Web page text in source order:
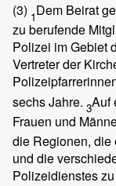
(3) 1Dem Beirat
zu berufende
Polizei im Gebiet
Vertreter der
sechs Jahre. 3Auf
Frauen und
die Regionen,
und die
Polizeidienstes